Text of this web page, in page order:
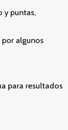
y puntas,
algunos
para resultados